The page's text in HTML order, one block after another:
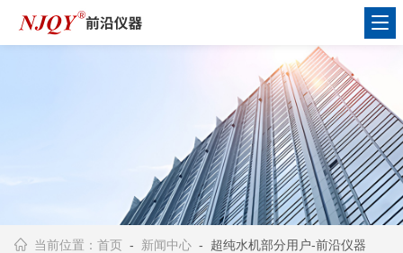
当前位置：首页 - 新闻中心 - 超纯水机部分用户-前沿仪器